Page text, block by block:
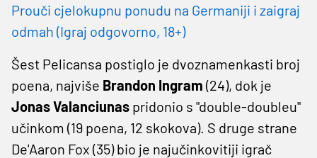
Prouči cjelokupnu ponudu na Germaniji i zaigraj
odmah (Igraj odgovorno, 18+)
Šest Pelicansa postiglo je dvoznamenkasti broj
poena, najviše Brandon Ingram (24), dok je
Jonas Valanciunas pridonio s "double-doubleu"
učinkom (19 poena, 12 skokova). S druge strane
De'Aaron Fox (35) bio je najučinkovitiji igrač